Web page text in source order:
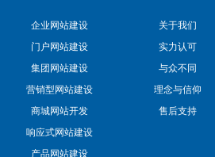
企业网站建设
门户网站建设
集团网站建设
营销型网站建设
商城网站开发
响应式网站建设
产品网站建设
关于我们
实力认可
与众不同
理念与信仰
售后支持